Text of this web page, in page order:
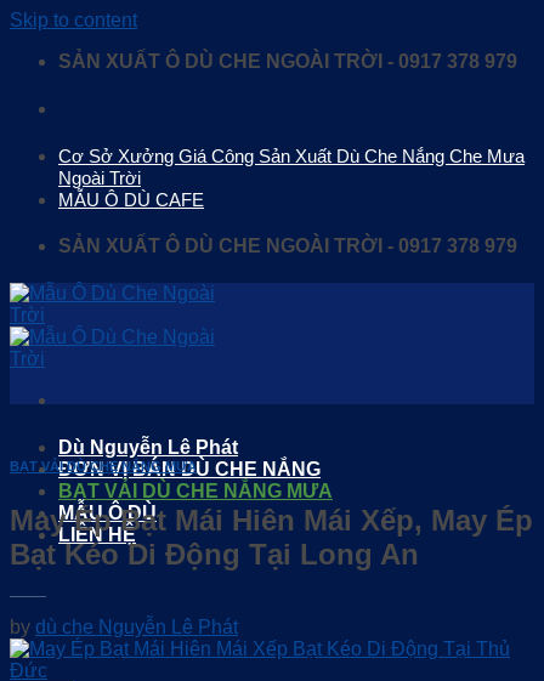
Skip to content
SẢN XUẤT Ô DÙ CHE NGOÀI TRỜI - 0917 378 979
Cơ Sở Xưởng Giá Công Sản Xuất Dù Che Nắng Che Mưa
Ngoài Trời
MẪU Ô DÙ CAFE
SẢN XUẤT Ô DÙ CHE NGOÀI TRỜI - 0917 378 979
Dù Nguyễn Lê Phát
ĐƠN VỊ BÁN DÙ CHE NẮNG
BẠT VẢI DÙ CHE NẮNG MƯA
MẪU Ô DÙ
LIÊN HỆ
BẠT VẢI DÙ CHE NẮNG MƯA
May Ép Bạt Mái Hiên Mái Xếp, May Ép
Bạt Kéo Di Động Tại Long An
by dù che Nguyễn Lê Phát